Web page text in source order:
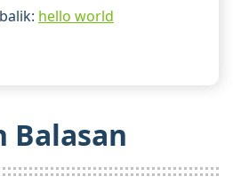
hello world
Balasan